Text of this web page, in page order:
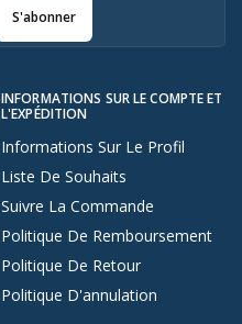
INFORMATIONS SUR LE COMPTE ET
L'EXPÉDITION
Informations Sur Le Profil
Liste De Souhaits
Suivre La Commande
Politique De Remboursement
Politique De Retour
Politique D'annulation
S'abonner